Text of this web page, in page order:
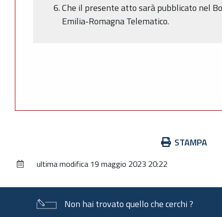
Che il presente atto sarà pubblicato nel
Emilia-Romagna Telematico.
documento
STAMPA
ultima modifica 19 maggio 2023 20:22
Non hai trovato quello che cerchi ?